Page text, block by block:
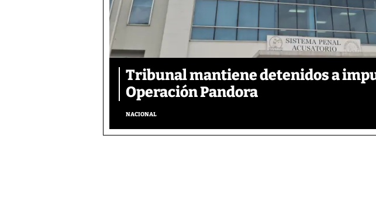
Tribunal mantiene detenidos a
Operación Pandora
NACIONAL